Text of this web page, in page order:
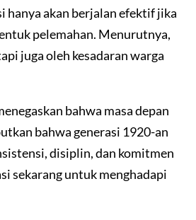
hanya akan berjalan efektif jika
pelemahan. Menurutnya,
juga oleh kesadaran warga
bahwa masa depan
bahwa generasi 1920-an
disiplin, dan komitmen
sekarang untuk menghadapi